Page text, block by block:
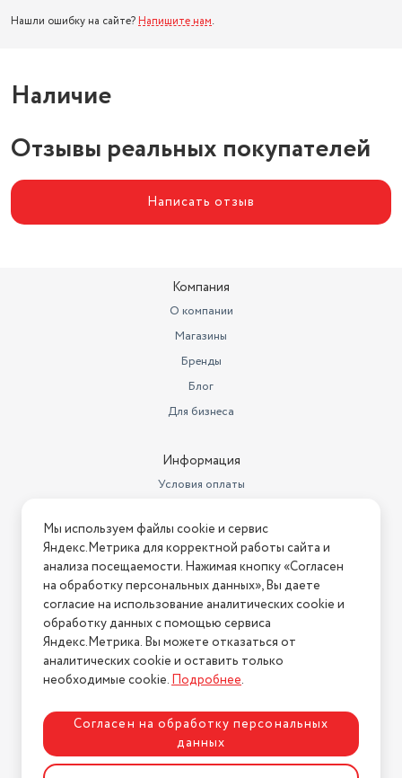
Нашли ошибку на сайте? Напишите нам.
Наличие
Отзывы реальных покупателей
Написать отзыв
Компания
О компании
Магазины
Бренды
Блог
Для бизнеса
Информация
Условия оплаты
Условия возврата
Нашли ошибку на сайте? Напишите нам
2026 © Интернет-магазин "АстМаркет". У нас есть всё!
Политика конфиденциальности
Разработка сайтаASTDESIGN
Мы используем файлы cookie и сервис
Яндекс.Метрика для корректной работы сайта и
анализа посещаемости. Нажимая кнопку «Согласен
на обработку персональных данных», Вы даете
согласие на использование аналитических cookie и
обработку данных с помощью сервиса
Яндекс.Метрика. Вы можете отказаться от
аналитических cookie и оставить только
необходимые cookie.Подробнее.
Согласен на обработку персональных
данных